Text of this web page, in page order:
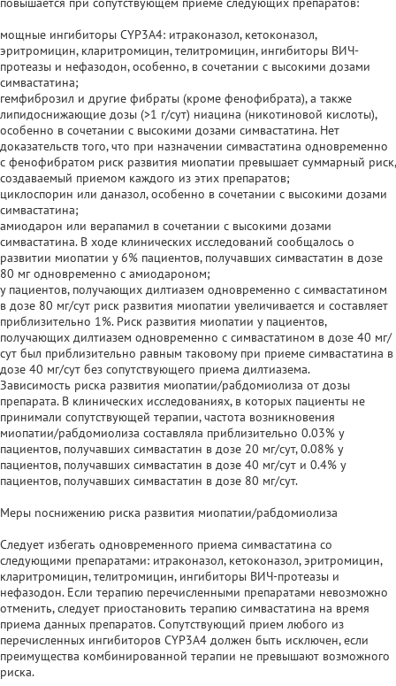
мощные ингибиторы CYP3A4: итраконазол, кетоконазол,
эритромицин, кларитромицин, телитромицин, ингибиторы ВИЧ-
протеазы и нефазодон, особенно, в сочетании с высокими дозами
симвастатина;
гемфиброзил и другие фибраты (кроме фенофибрата), а также
липидоснижающие дозы (>1 г/сут) ниацина (никотиновой кислоты),
особенно в сочетании с высокими дозами симвастатина. Нет
доказательств того, что при назначении симвастатина одновременно
с фенофибратом риск развития миопатии превышает суммарный риск,
создаваемый приемом каждого из этих препаратов;
циклоспорин или даназол, особенно в сочетании с высокими дозами
симвастатина;
амиодарон или верапамил в сочетании с высокими дозами
симвастатина. В ходе клинических исследований сообщалось о
развитии миопатии у 6% пациентов, получавших симвастатин в дозе
80 мг одновременно с амиодароном;
у пациентов, получающих дилтиазем одновременно с симвастатином
в дозе 80 мг/сут риск развития миопатии увеличивается и составляет
приблизительно 1%. Риск развития миопатии у пациентов,
получающих дилтиазем одновременно с симвастатином в дозе 40 мг/
сут был приблизительно равным таковому при приеме симвастатина в
дозе 40 мг/сут без сопутствующего приема дилтиазема.
Зависимость риска развития миопатии/рабдомиолиза от дозы
препарата. В клинических исследованиях, в которых пациенты не
принимали сопутствующей терапии, частота возникновения
миопатии/рабдомиолиза составляла приблизительно 0.03% у
пациентов, получавших симвастатин в дозе 20 мг/сут, 0.08% у
пациентов, получавших симвастатин в дозе 40 мг/сут и 0.4% у
пациентов, получавших симвастатин в дозе 80 мг/сут.
Меры noснижению риска развития миопатии/рабдомиолиза
Следует избегать одновременного приема симвастатина со
следующими препаратами: итраконазол, кетоконазол, эритромицин,
кларитромицин, телитромицин, ингибиторы ВИЧ-протеазы и
нефазодон. Если терапию перечисленными препаратами невозможно
отменить, следует приостановить терапию симвастатина на время
приема данных препаратов. Сопутствующий прием любого из
перечисленных ингибиторов CYP3A4 должен быть исключен, если
преимущества комбинированной терапии не превышают возможного
риска.